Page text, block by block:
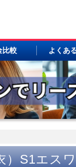
比較 よくあ
）S1エス